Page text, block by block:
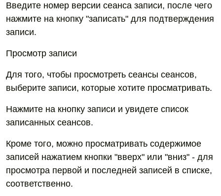
Введите номер версии сеанса записи, после чего
нажмите на кнопку "записать" для подтверждения
записи.
Просмотр записи
Для того, чтобы просмотреть сеансы сеансов,
выберите записи, которые хотите просматривать.
Нажмите на кнопку записи и увидете список
записанных сеансов.
Кроме того, можно просматривать содержимое
записей нажатием кнопки "вверх" или "вниз" - для
просмотра первой и последней записей в списке,
соответственно.